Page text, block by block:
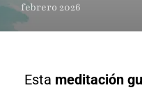
febrero 2026
Esta meditación